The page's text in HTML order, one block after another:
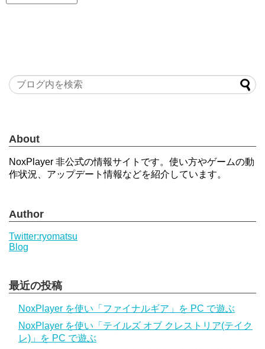
About
NoxPlayer 非公式の情報サイトです。使い方やゲームの動
作状況、アップデート情報などを紹介しています。
Author
Twitter:ryomatsu
Blog
最近の投稿
NoxPlayer を使い「ファイナルギア」を PC で遊ぶ
NoxPlayer を使い「テイルズ オブ クレストリア(テイク
レ)」を PC で遊ぶ